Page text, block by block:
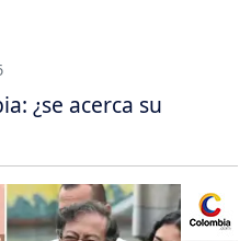
¿se acerca su